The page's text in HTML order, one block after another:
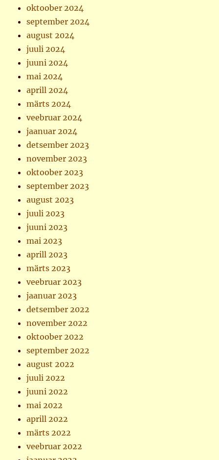
oktoober 2024
september 2024
august 2024
juuli 2024
juuni 2024
mai 2024
aprill 2024
märts 2024
veebruar 2024
jaanuar 2024
detsember 2023
november 2023
oktoober 2023
september 2023
august 2023
juuli 2023
juuni 2023
mai 2023
aprill 2023
märts 2023
veebruar 2023
jaanuar 2023
detsember 2022
november 2022
oktoober 2022
september 2022
august 2022
juuli 2022
juuni 2022
mai 2022
aprill 2022
märts 2022
veebruar 2022